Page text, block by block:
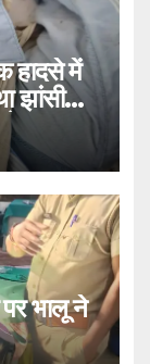
हादसे में
झांसी
भालू ने